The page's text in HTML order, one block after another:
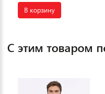
В корзину
С этим товаром